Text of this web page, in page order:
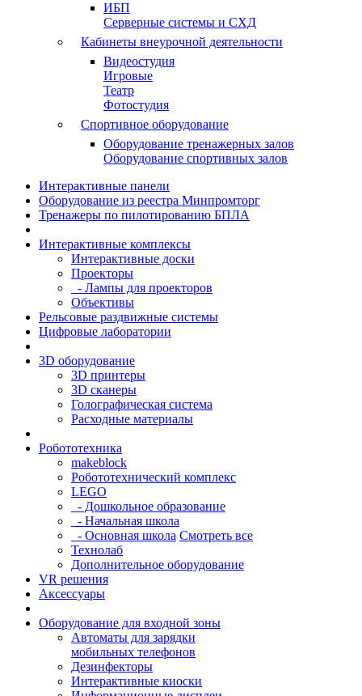
ИБП
Серверные системы и СХД
Кабинеты внеурочной деятельности
Видеостудия
Игровые
Театр
Фотостудия
Спортивное оборудование
Оборудование тренажерных залов
Оборудование спортивных залов
Интерактивные панели
Оборудование из реестра Минпромторг
Тренажеры по пилотированию БПЛА
Интерактивные комплексы
Интерактивные доски
Проекторы
- Лампы для проекторов
Объективы
Рельсовые раздвижные системы
Цифровые лаборатории
3D оборудование
3D принтеры
3D сканеры
Голографическая система
Расходные материалы
Робототехника
makeblock
Робототехнический комплекс
LEGO
- Дошкольное образование
- Начальная школа
- Основная школа Смотреть все
Технолаб
Дополнительное оборудование
VR решения
Аксессуары
Оборудование для входной зоны
Автоматы для зарядки
мобильных телефонов
Дезинфекторы
Интерактивные киоски